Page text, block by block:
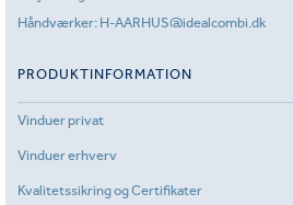
Håndværker: H-AARHUS@idealcombi.dk
PRODUKTINFORMATION
Vinduer privat
Vinduer erhverv
Kvalitetssikring og Certifikater